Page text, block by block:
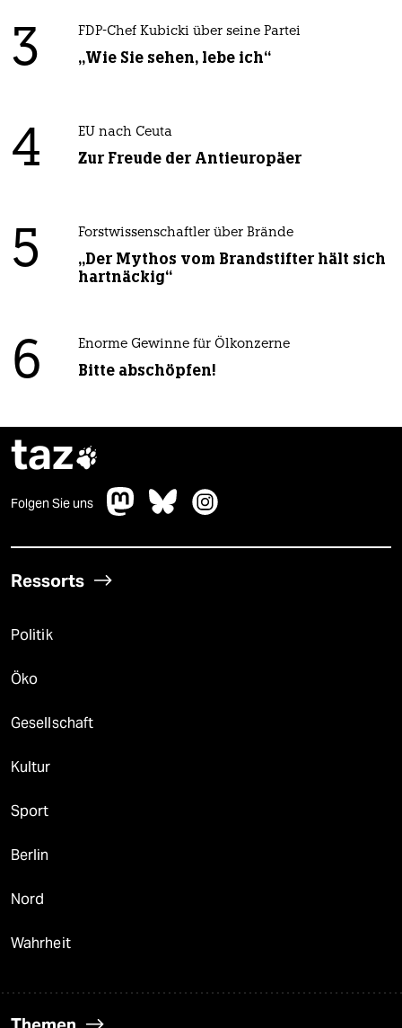
3 FDP-Chef Kubicki über seine Partei
„Wie Sie sehen, lebe ich“
4 EU nach Ceuta
Zur Freude der Antieuropäer
5 Forstwissenschaftler über Brände
„Der Mythos vom Brandstifter hält sich
hartnäckig“
6 Enorme Gewinne für Ölkonzerne
Bitte abschöpfen!
taz
Folgen Sie uns
Ressorts
Politik
Öko
Gesellschaft
Kultur
Sport
Berlin
Nord
Wahrheit